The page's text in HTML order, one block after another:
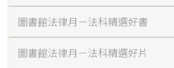
圖書館法律月－法科精選好書
圖書館法律月－法科精選好片